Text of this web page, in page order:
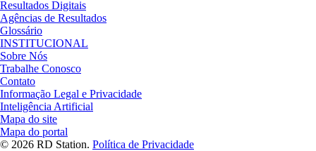
Resultados Digitais
Agências de Resultados
Glossário
INSTITUCIONAL
Sobre Nós
Trabalhe Conosco
Contato
Informação Legal e Privacidade
Inteligência Artificial
Mapa do site
Mapa do portal
© 2026 RD Station. Política de Privacidade